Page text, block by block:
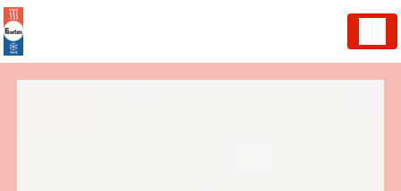
Panneau de gestion des cookies